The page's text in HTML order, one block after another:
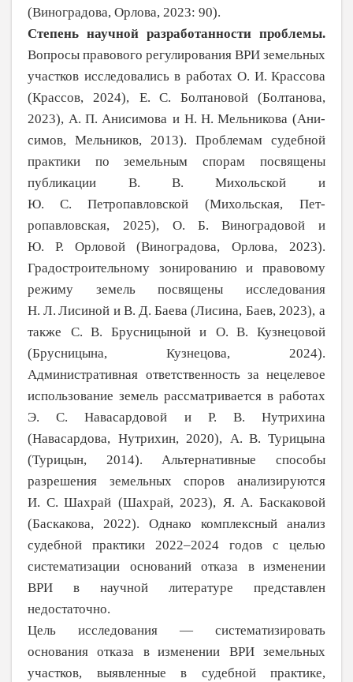
(Виноградова, Орлова, 2023: 90).
Степень научной разработанности проблемы.
Вопросы правового регулирова­ния ВРИ земельных
участков исследовались в работах О. И. Крассова
(Крассов, 2024), Е.
С.
Болтановой (Болтанова,
2023), А. П. Анисимова и Н. Н. Мельникова (Ани­
симов, Мельников, 2013). Проблемам судеб­ной
практики по
земельным спорам посвя­щены
публикации В.
В.
Михольской и
Ю.
С.
Петропавловской (Михольская, Пет­
ропавловская, 2025), О.
Б.
Виноградовой и
Ю.
Р.
Орловой (Виноградова, Орлова, 2023).
Градостроительному зонированию и право­вому
режиму земель посвящены исследова­ния
Н. Л. Лисиной и В. Д. Баева (Лисина, Баев, 2023), а
также С. В. Брусницыной и О. В.
Кузнецовой
(Брусницына, Кузнецова, 2024).
Административная ответственность за нецелевое
использование земель рассмат­ривается в работах
Э.
С. Навасардовой и Р. В.
Нутрихина
(Навасардова, Нутрихин, 2020), А. В. Турицына
(Турицын, 2014). Альтернативные способы
разрешения земельных споров анализируются
И. С. Шахрай (Шахрай, 2023), Я. А. Баскако­вой
(Баскакова, 2022). Однако комплексный анализ
судебной практики 2022–2024 годов с целью
систематизации оснований отказа в
изменении
ВРИ в научной литературе представлен
недостаточно.
Цель исследования — систематизиро­вать
основания отказа в изменении ВРИ земельных
участков, выявленные в судебной практике,